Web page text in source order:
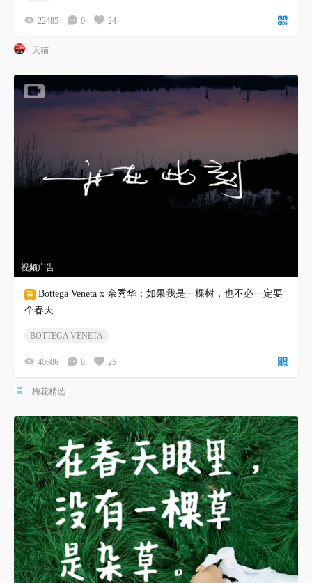
22485 0 24
天猫
视频广告
Bottega Veneta x 余秀华：如果我是一棵树，也不必一定要
个春天
BOTTEGA VENETA
40606 0 25
梅花精选